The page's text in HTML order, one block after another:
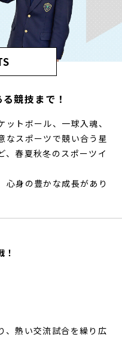
競技まで！
トボール、一球入魂、
なスポーツで競い合う星
、春夏秋冬のスポーツイ
心身の豊かな成長があり
、熱い交流試合を繰り広